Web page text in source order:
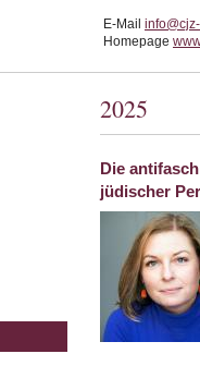
E-Mail
Homepage
2025
Die
jüdischer